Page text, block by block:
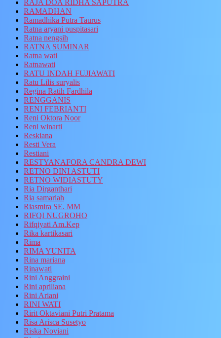
RAJA DOA RIDHA SAPUTRA
RAMADHAN
Ramadhika Putra Taurus
Ratna aryani puspitasari
Ratna nengsih
RATNA SUMINAR
Ratna wati
Ratnawati
RATU INDAH FUJIAWATI
Ratu Lilis suryalis
Regina Ratih Fardhila
RENGGANIS
RENI FEBRIANTI
Reni Oktora Noor
Reni winarti
Reskiana
Resti Vera
Restiani
RESTYANAFORA CANDRA DEWI
RETNO DINI ASTUTI
RETNO WIDIASTUTY
Ria Dirganthari
Ria samariah
Riasmira SE. MM
RIFQI NUGROHO
Rifqiyati Am.Kep
Rika kartikasari
Rima
RIMA YUNITA
Rina mariana
Rinawati
Rini Anggraini
Rini apriliana
Rini Ariani
RINI WATI
Ririt Oktaviani Putri Pratama
Risa Arisca Susetyo
Riska Noviani